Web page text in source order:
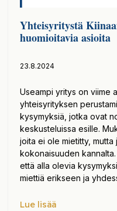
Yhteisyritystä
huomioitavia asioita
23.8.2024
Useampi yritys on viime
yhteisyrityksen
kysymyksiä, jotka ovat
keskusteluissa esille.
joita ei ole mietitty,
kokonaisuuden
että alla olevia
miettiä erikseen ja
Lue lisää